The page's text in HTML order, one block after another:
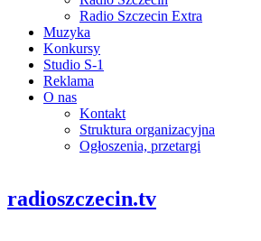
Radio Szczecin Extra
Muzyka
Konkursy
Studio S-1
Reklama
O nas
Kontakt
Struktura organizacyjna
Ogłoszenia, przetargi
radioszczecin.tv